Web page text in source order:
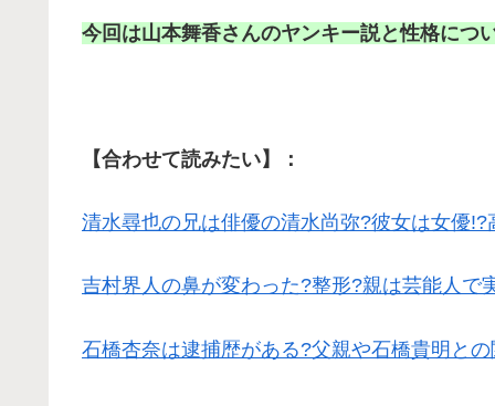
今回は山本舞香さんのヤンキー説と性格につ
【合わせて読みたい】：
清水尋也の兄は俳優の清水尚弥?彼女は女優!?
吉村界人の鼻が変わった?整形?親は芸能人で
石橋杏奈は逮捕歴がある?父親や石橋貴明と